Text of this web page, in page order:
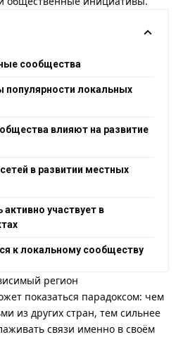
сообщества
популярности локальных
влияют на развитие
в развитии местных
участвует в
к локальному сообществу
регион
показаться парадоксом: чем
из других стран, тем сильнее
связи именно в своём